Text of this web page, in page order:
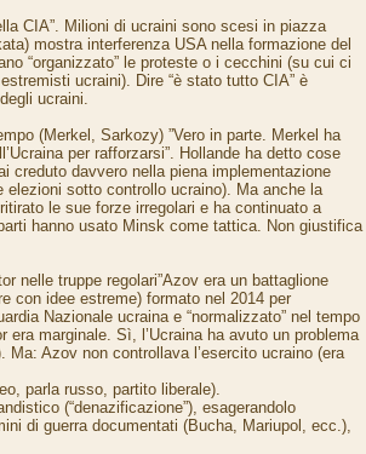
CIA”. Milioni di ucraini sono scesi in piazza
mostra interferenza USA nella formazione del
“organizzato” le proteste o i cecchini (su cui ci
ucraini). Dire “è stato tutto CIA” è
ucraini.
(Merkel, Sarkozy) ”Vero in parte. Merkel ha
per rafforzarsi”. Hollande ha detto cose
creduto davvero nella piena implementazione
elezioni sotto controllo ucraino). Ma anche la
le sue forze irregolari e ha continuato a
hanno usato Minsk come tattica. Non giustifica
nelle truppe regolari”Azov era un battaglione
con idee estreme) formato nel 2014 per
Nazionale ucraina e “normalizzato” nel tempo
marginale. Sì, l’Ucraina ha avuto un problema
Azov non controllava l’esercito ucraino (era
parla russo, partito liberale).
(“denazificazione”), esagerandolo
di guerra documentati (Bucha, Mariupol, ecc.),